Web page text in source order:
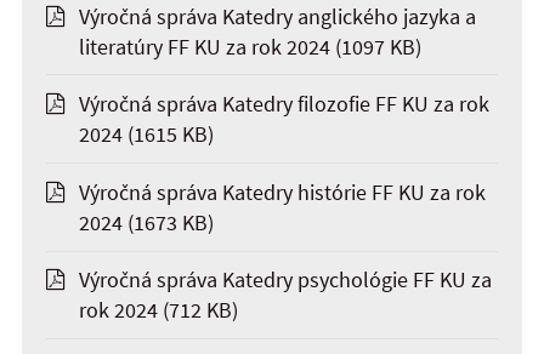
Výročná správa Katedry anglického jazyka a
literatúry FF KU za rok 2024 (1097 KB)
Výročná správa Katedry filozofie FF KU za rok
2024 (1615 KB)
Výročná správa Katedry histórie FF KU za rok
2024 (1673 KB)
Výročná správa Katedry psychológie FF KU za
rok 2024 (712 KB)